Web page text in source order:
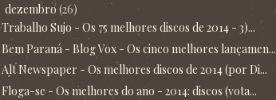
dezembro (26)
Trabalho Sujo - Os 75 melhores discos de 2014 - 3)...
Bem Paraná - Blog Vox - Os cinco melhores lançamen...
Alt Newspaper - Os melhores discos de 2014 (por Di...
Floga-se - Os melhores do ano - 2014: discos (vota...